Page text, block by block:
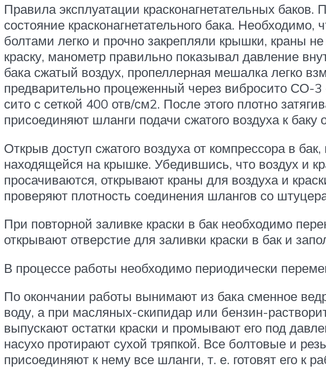
Правила эксплуатации красконагнетательных
состояние красконагнетательного бака.
болтами легко и прочно закрепляли крышки, краны
краску, манометр правильно показывал давление
бака сжатый воздух, пропеллерная мешалка легко
предварительно процеженный через вибросито СО-
сито с сеткой 400 отв/см2. После этого плотно
присоединяют шланги подачи сжатого воздуха к баку
Открыв доступ сжатого воздуха от компрессора в
находящейся на крышке. Убедившись, что воздух и
просачиваются, открывают краны для воздуха и
проверяют плотность соединения шлангов со
При повторной заливке краски в бак необходимо
открывают отверстие для заливки краски в бак и
В процессе работы необходимо периодически
По окончании работы вынимают из бака сменное
воду, а при масляных-скипидар или бензин-
выпускают остатки краски и промывают его под
насухо протирают сухой тряпкой. Все болтовые и
присоединяют к нему все шланги, т. е. готовят его к